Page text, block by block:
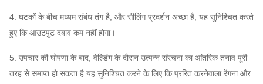
4. घटकों के बीच मध्यम संबंध तंग है, और सीलिंग प्रदर्शन अच्छा है, यह सुनिश्चित करते
हुए कि आउटपुट दबाव कम नहीं होगा।
5. उपचार की घोषणा के बाद, वेल्डिंग के दौरान उत्पन्न संरचना का आंतरिक तनाव पूरी
तरह से समाप्त हो सकता है यह सुनिश्चित करने के लिए कि प्ररित करनेवाला रेंगना और